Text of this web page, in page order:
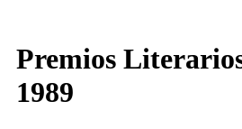
Premios
1989